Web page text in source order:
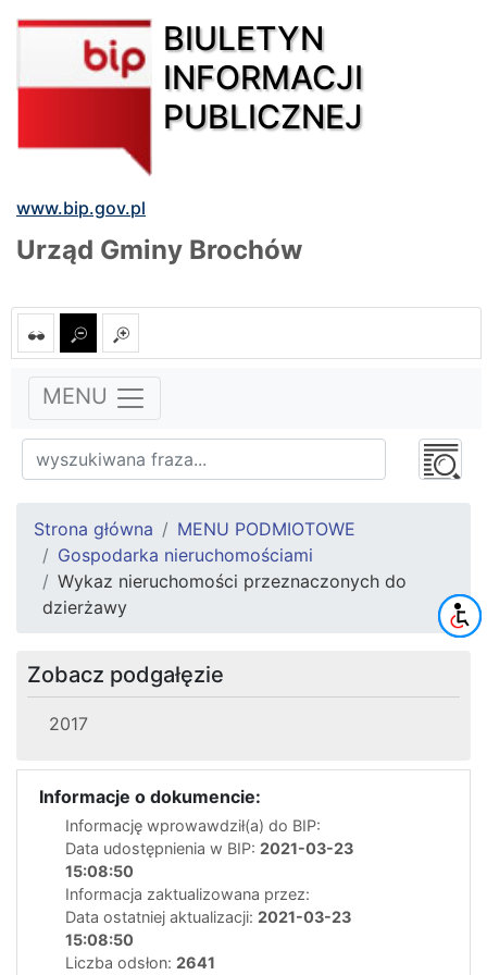
BIULETYN
INFORMACJI
PUBLICZNEJ
www.bip.gov.pl
Urząd Gminy Brochów
MENU
Strona główna
MENU PODMIOTOWE
Gospodarka nieruchomościami
Wykaz nieruchomości przeznaczonych do
dzierżawy
Zobacz podgałęzie
2017
Informacje o dokumencie:
Informację wprowawdził(a) do BIP:
Data udostępnienia w BIP: 2021-03-23
15:08:50
Informacja zaktualizowana przez:
Data ostatniej aktualizacji: 2021-03-23
15:08:50
Liczba odsłon: 2641